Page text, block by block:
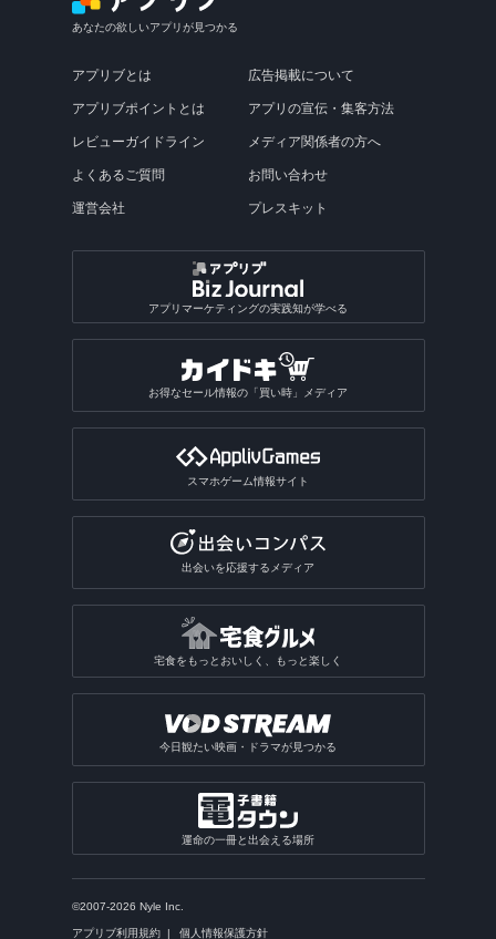
あなたの欲しいアプリが見つかる
アプリブとは
アプリブポイントとは
レビューガイドライン
よくあるご質問
運営会社
広告掲載について
アプリの宣伝・集客方法
メディア関係者の方へ
お問い合わせ
プレスキット
アプリマーケティングの実践知が学べる
お得なセール情報の「買い時」メディア
スマホゲーム情報サイト
出会いを応援するメディア
宅食をもっとおいしく、もっと楽しく
今日観たい映画・ドラマが見つかる
運命の一冊と出会える場所
©2007-2026 Nyle Inc.
アプリブ利用規約 個人情報保護方針